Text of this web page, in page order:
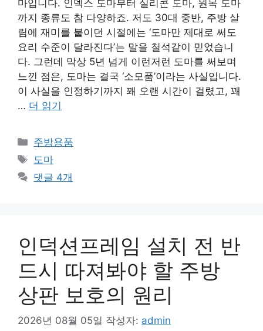
마입니다. 인덱스 도마부터 실리콘 도마, 원목 도마
까지 종류도 참 다양하죠. 저도 30대 중반, 주방 살
림에 재미를 붙이던 시절에는 ‘도마만 제대로 써도
요리 수준이 달라진다’는 말을 철석같이 믿었습니
다. 그런데 막상 5년 넘게 이런저런 도마를 써보며
느낀 점은, 도마는 결국 ‘소모품’이라는 사실입니다.
이 사실을 인정하기까지 꽤 오랜 시간이 걸렸고, 꽤
… 더 읽기
카
테
리
주방용품
태
그
도마
댓글 4개
인덕션프레임 설치 전 반
드시 따져봐야 할 주방
상판 보호의 원리
2026년 08월 05일 작성자: admin